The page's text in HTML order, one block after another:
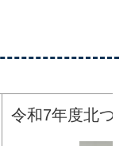
令和7年度北つ